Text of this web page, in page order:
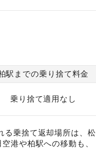
駅までの乗り捨て料金
乗り捨て適用なし
る乗捨て返却場所は、松
港や柏駅への移動も、